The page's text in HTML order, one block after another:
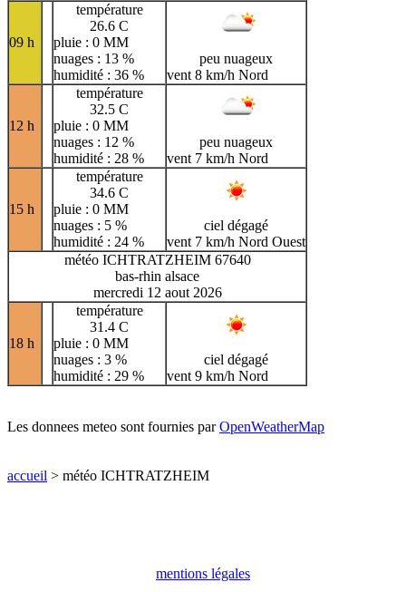
09 h
température
26.6 C
pluie : 0 MM
nuages : 13 %
humidité : 36 %
peu nuageux
vent 8 km/h Nord
12 h
température
32.5 C
pluie : 0 MM
nuages : 12 %
humidité : 28 %
peu nuageux
vent 7 km/h Nord
15 h
température
34.6 C
pluie : 0 MM
nuages : 5 %
humidité : 24 %
ciel dégagé
vent 7 km/h Nord Ouest
météo ICHTRATZHEIM 67640
bas-rhin alsace
mercredi 12 aout 2026
18 h
température
31.4 C
pluie : 0 MM
nuages : 3 %
humidité : 29 %
ciel dégagé
vent 9 km/h Nord
Les donnees meteo sont fournies parOpenWeatherMap
accueil > météo ICHTRATZHEIM
mentions légales